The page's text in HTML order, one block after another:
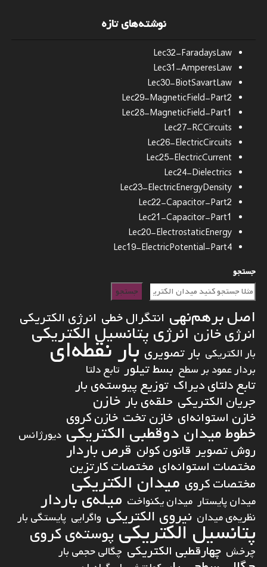
نوشته‌های تازه
Lec32-FaradaysLaw
Lec31-AmperesLaw
Lec30-BiotSavartLaw
Lec29-MagneticField-Part2
Lec28-MagneticField-Part1
Lec27-RCCircuits
Lec26-ElectricCircuits
Lec25-ElectricCurrent
Lec24-Dielectrics
Lec23-ElectricEnergyDensity
Lec22-Capacitor-Part2
Lec21-Capacitor-Part1
Lec20-ElectrostaticEnergy
Lec19-ElectricPotential-Part4
جستجو
جستجو
اصل برهم‌نهی انتگرال خطی انرژی الکتریکی
انرژی خازن انرژی پتانسیل الکتریکی
بار الکتریکی بار تصویری بار نقطه‌ای
بردار عمود بر سطح بسط تیلور تابع دلتا
تابع دلتای دیراک توزیع پیوسته‌ی بار
جریان الکتریکی حلقه‌ی بار خازن
خازن استوانه‌ای خازن تخت خازن کروی
خطوط میدان دوقطبی الکتریکی دیورژانس
روش تصویر قانون کولن قرص باردار
مختصات استوانه‌ای مختصات کارتزین
مختصات کروی میدان الکتریکی
میدان پایستار میدان یکنواخت میله‌ی باردار
نظریه‌ی میدان نیروی الکتریکی واگرایی پایستگی بار پتانسیل الکتریکی پوسته‌ی کروی
چرخش چهارقطبی الکتریکی چگالی حجمی بار